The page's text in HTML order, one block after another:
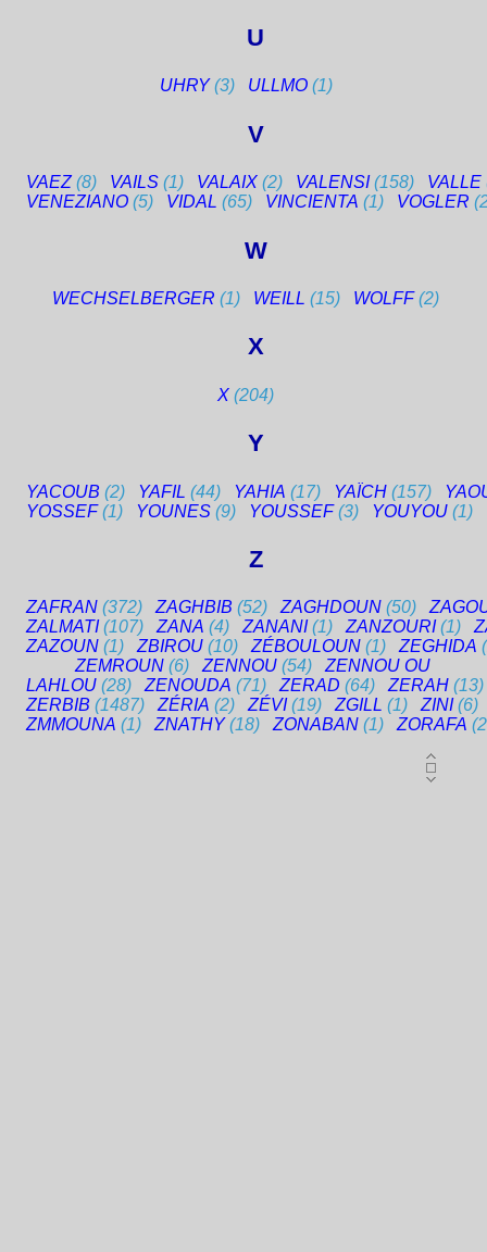
U
UHRY (3) ULLMO (1)
V
VAEZ (8) VAILS (1) VALAIX (2) VALENSI (158) VALLE
VENEZIANO (5) VIDAL (65) VINCIENTA (1) VOGLER
W
WECHSELBERGER (1) WEILL (15) WOLFF (2)
X
X (204)
Y
YACOUB (2) YAFIL (44) YAHIA (17) YAÏCH (157)
YOSSEF (1) YOUNES (9) YOUSSEF (3) YOUYOU (1)
Z
ZAFRAN (372) ZAGHBIB (52) ZAGHDOUN (50)
ZALMATI (107) ZANA (4) ZANANI (1) ZANZOURI (1)
ZAZOUN (1) ZBIROU (10) ZÉBOULOUN (1) ZEGHIDA
ZEMROUN (6) ZENNOU (54)
ZENNOU OU
LAHLOU (28) ZENOUDA (71) ZERAD (64) ZERAH (13)
ZERBIB (1487) ZÉRIA (2) ZÉVI (19) ZGILL (1) ZINI (6)
ZMMOUNA (1) ZNATHY (18) ZONABAN (1) ZORAFA